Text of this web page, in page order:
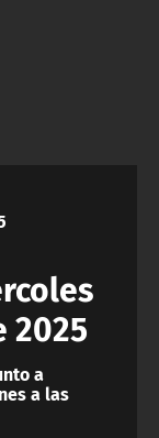
2025
a
a las